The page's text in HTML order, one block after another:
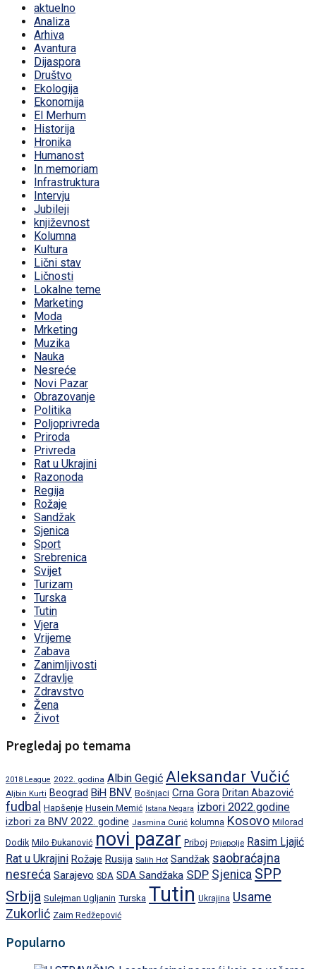
aktuelno
Analiza
Arhiva
Avantura
Dijaspora
Društvo
Ekologija
Ekonomija
El Merhum
Historija
Hronika
Humanost
In memoriam
Infrastruktura
Intervju
Jubileji
književnost
Kolumna
Kultura
Lični stav
Ličnosti
Lokalne teme
Marketing
Moda
Mrketing
Muzika
Nauka
Nesreće
Novi Pazar
Obrazovanje
Politika
Poljoprivreda
Priroda
Privreda
Rat u Ukrajini
Razonoda
Regija
Rožaje
Sandžak
Sjenica
Sport
Srebrenica
Svijet
Turizam
Turska
Tutin
Vjera
Vrijeme
Zabava
Zanimljivosti
Zdravlje
Zdravstvo
Žena
Život
Pregledaj po temama
2018 League 2022. godina Albin Gegić Aleksandar Vučić
Aljbin Kurti Beograd BiH BNV Bošnjaci Crna Gora Dritan Abazović
fudbal Hapšenje Husein Memić Istana Negara izbori 2022.godine
izbori za BNV 2022. godine Jasmina Curić kolumna Kosovo Milorad
Dodik Milo Đukanović novi pazar Priboj Prijepolje Rasim Ljajić
Rat u Ukrajini Rožaje Rusija Salih Hot Sandžak saobraćajna
nesreća Sarajevo SDA SDA Sandžaka SDP Sjenica SPP
Srbija Sulejman Ugljanin Turska Tutin Ukrajina Usame
Zukorlić Zaim Redžepović
Popularno